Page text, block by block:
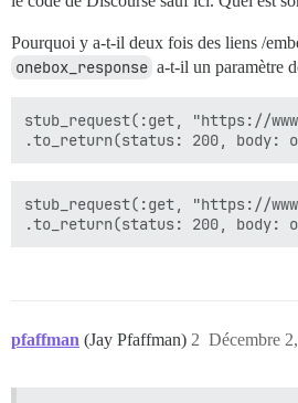
# ./lib/onebox/
# ./lib/onebox/
# ./lib/onebox/engine/
# ./spec/lib/onebox/
# ./spec/
Pourquoi y a-t-il deux fois des liens /
onebox_response a-t-il un paramètre
stub_request(:get, "https://
stub_request(:get, "https://
pfaffman (Jay Pfaffman) Décembre
2